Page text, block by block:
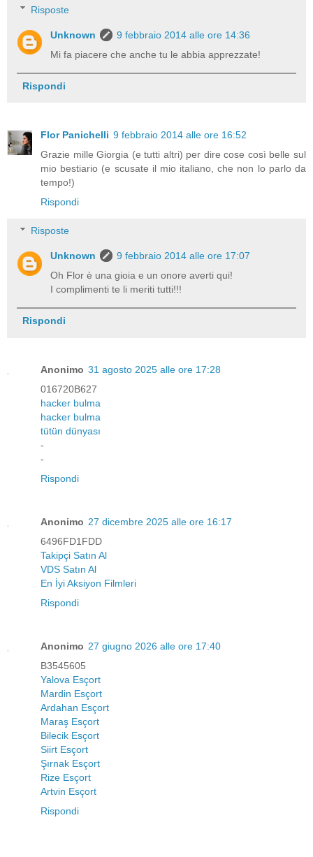
Risposte
Unknown
9 febbraio 2014 alle ore 14:36
Mi fa piacere che anche tu le abbia apprezzate!
Rispondi
Flor Panichelli 9 febbraio 2014 alle ore 16:52
Grazie mille Giorgia (e tutti altri) per dire cose così belle sul
mio bestiario (e scusate il mio italiano, che non lo parlo da
tempo!)
Rispondi
Risposte
Unknown
9 febbraio 2014 alle ore 17:07
Oh Flor è una gioia e un onore averti qui!
I complimenti te li meriti tutti!!!
Rispondi
Anonimo 31 agosto 2025 alle ore 17:28
016720B627
hacker bulma
hacker bulma
tütün dünyası
-
-
Rispondi
Anonimo 27 dicembre 2025 alle ore 16:17
6496FD1FDD
Takipçi Satın Al
VDS Satın Al
En İyi Aksiyon Filmleri
Rispondi
Anonimo 27 giugno 2026 alle ore 17:40
B3545605
Yalova Esçort
Mardin Esçort
Ardahan Esçort
Maraş Esçort
Bilecik Esçort
Siirt Esçort
Şırnak Esçort
Rize Esçort
Artvin Esçort
Rispondi